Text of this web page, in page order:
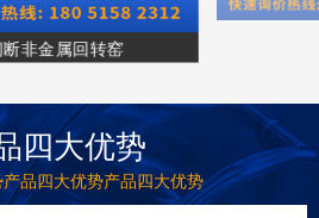
非金属回转窑
四大优势
品四大优势产品四大优势